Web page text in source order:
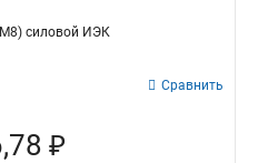
силовой ИЭК
Сравнить
₽